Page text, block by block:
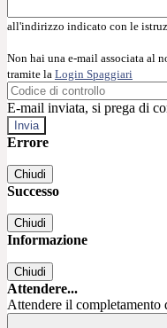
all'indirizzo indicato con le
Non hai una e-mail associata al
tramite la Login Spaggiari
E-mail inviata, si prega di
Errore
Chiudi
Successo
Chiudi
Informazione
Chiudi
Attendere...
Attendere il completamento